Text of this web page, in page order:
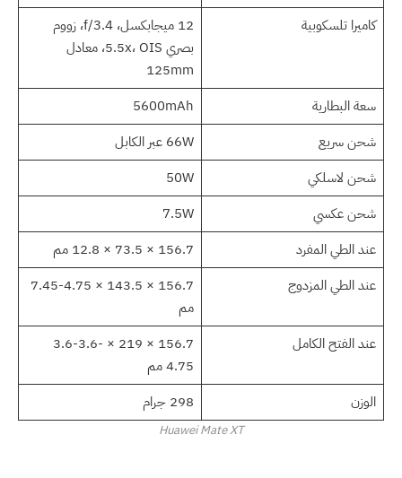
كاميرا تلسكوبية
12 ميجابكسل، f/3.4، زووم
بصري 5.5x، OIS، معادل
125mm
سعة البطارية
5600mAh
شحن سريع
66W عبر الكابل
شحن لاسلكي
50W
شحن عكسي
7.5W
عند الطي المفرد
156.7 × 73.5 × 12.8 مم
عند الطي المزدوج
156.7 × 143.5 × 7.45-4.75
مم
عند الفتح الكامل
156.7 × 219 × 3.6-3.6-
4.75 مم
الوزن
298 جرام
Huawei Mate XT